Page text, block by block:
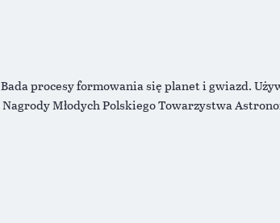
procesy formowania się planet i gwiazd.
Młodych Polskiego Towarzystwa